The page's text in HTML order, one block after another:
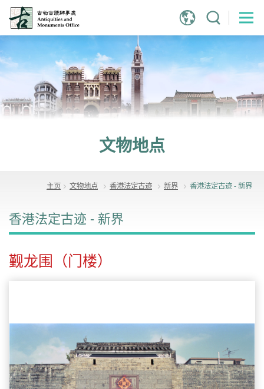
到
内
容
文物地点
主页 文物地点 香港法定古迹 新界 香港法定古迹 - 新界
香港法定古迹 - 新界
觐龙围（门楼）